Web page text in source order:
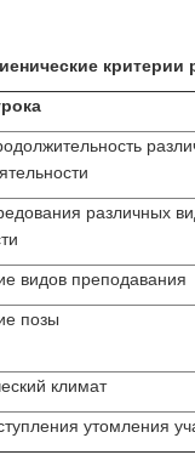
различных
видов преподавания
позы
климат
утомления